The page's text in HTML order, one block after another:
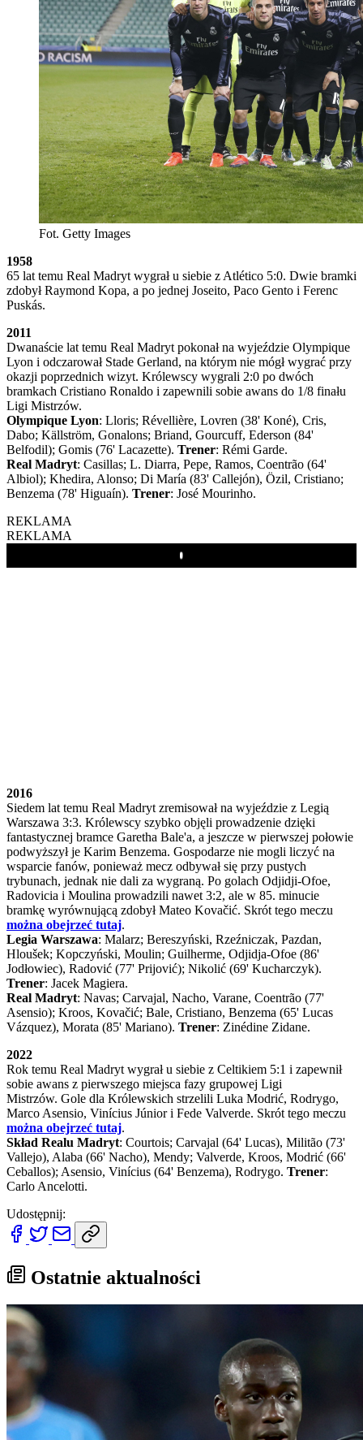
Fot. Getty Images
1958
65 lat temu Real Madryt wygrał u siebie z Atlético 5:0. Dwie bramki
zdobył Raymond Kopa, a po jednej Joseito, Paco Gento i Ferenc
Puskás.
2011
Dwanaście lat temu Real Madryt pokonał na wyjeździe Olympique
Lyon i odczarował Stade Gerland, na którym nie mógł wygrać przy
okazji poprzednich wizyt. Królewscy wygrali 2:0 po dwóch
bramkach Cristiano Ronaldo i zapewnili sobie awans do 1/8 finału
Ligi Mistrzów.
Olympique Lyon: Lloris; Révellière, Lovren (38' Koné), Cris,
Dabo; Källström, Gonalons; Briand, Gourcuff, Ederson (84'
Belfodil); Gomis (76' Lacazette). Trener: Rémi Garde.
Real Madryt: Casillas; L. Diarra, Pepe, Ramos, Coentrão (64'
Albiol); Khedira, Alonso; Di María (83' Callejón), Özil, Cristiano;
Benzema (78' Higuaín). Trener: José Mourinho.
REKLAMA
REKLAMA
Play
2016
Siedem lat temu Real Madryt zremisował na wyjeździe z Legią
Warszawa 3:3. Królewscy szybko objęli prowadzenie dzięki
fantastycznej bramce Garetha Bale'a, a jeszcze w pierwszej połowie
podwyższył je Karim Benzema. Gospodarze nie mogli liczyć na
wsparcie fanów, ponieważ mecz odbywał się przy pustych
trybunach, jednak nie dali za wygraną. Po golach Odjidji-Ofoe,
Radovicia i Moulina prowadzili nawet 3:2, ale w 85. minucie
bramkę wyrównującą zdobył Mateo Kovačić. Skrót tego meczu
można obejrzeć tutaj.
Legia Warszawa: Malarz; Bereszyński, Rzeźniczak, Pazdan,
Hloušek; Kopczyński, Moulin; Guilherme, Odjidja-Ofoe (86'
Jodłowiec), Radović (77' Prijović); Nikolić (69' Kucharczyk).
Trener: Jacek Magiera.
Real Madryt: Navas; Carvajal, Nacho, Varane, Coentrão (77'
Asensio); Kroos, Kovačić; Bale, Cristiano, Benzema (65' Lucas
Vázquez), Morata (85' Mariano). Trener: Zinédine Zidane.
2022
Rok temu Real Madryt wygrał u siebie z Celtikiem 5:1 i zapewnił
sobie awans z pierwszego miejsca fazy grupowej Ligi
Mistrzów. Gole dla Królewskich strzelili Luka Modrić, Rodrygo,
Marco Asensio, Vinícius Júnior i Fede Valverde. Skrót tego meczu
można obejrzeć tutaj.
Skład Realu Madryt: Courtois; Carvajal (64' Lucas), Militão (73'
Vallejo), Alaba (66' Nacho), Mendy; Valverde, Kroos, Modrić (66'
Ceballos); Asensio, Vinícius (64' Benzema), Rodrygo. Trener:
Carlo Ancelotti.
Udostępnij:
Ostatnie aktualności